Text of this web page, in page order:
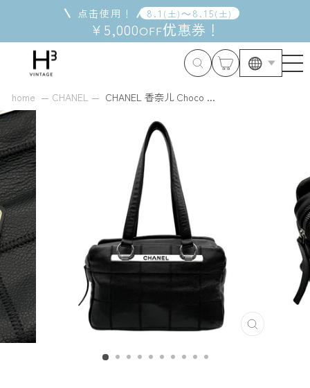
点击使用！ 8 . 1 ( 土) ～ 8 . 15( 土)
¥5,000OFF优惠券 ！
home CHANEL CHANEL 香奈儿 Choco ...